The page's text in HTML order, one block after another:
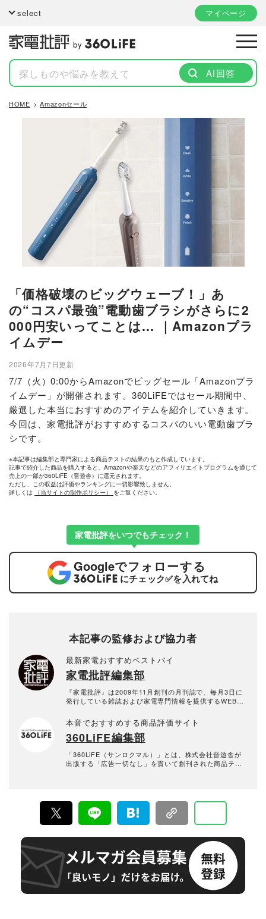
select マイページ
by
AI回答
HOME Amazonセール
「価格破壊のビッグウェーブ！」あ
の“コスパ最強”電動歯ブラシがさらに2
000円安いってことは... ｜Amazonプラ
イムデー
2026年7月7日更新
7/7（火）0:00からAmazonでビッグセール「Amazonプラ
イムデー」が開催されます。360LiFEではセール期間中、
厳選した本当におすすめのアイテムを紹介していきます。
今回は、家電批評がおすすめするコスパのいい電動歯ブラ
シです。
※本記事は編集部と専門家による商品テストの結果のもと作成しています。
記事で紹介した商品を購入すると、Amazonや楽天などのアフィリエイトプログラムを通じて
売上の一部が360LiFE（晋遊舎）に還元されます。
ただし、この収益は評価やランキングに一切影響致しません。
詳しくは
（当サイトの制作ポリシー） をご覧ください。
家電批評をいつでもチェック！
Googleでフォローする
にチェック✅を入れてね
本記事の監修および協力者
最新家電おすすめベストバイ
家電批評編集部
『家電批評』は2009年11月創刊の月刊誌で、毎月3日に
発行している雑誌および家電専門情報を提供するWEBメ
なっていること」を深く掘り下げ、専門家や自社検証機
関と協力して徹底的にテスト・評価する。高額なテレビ
から数百円の乾電池まで、編集部と専門家、そして社内
検証機関が実機テストを行い、価格やブランドに惑わさ
れることなく製品の本質的な性能を見極め、その良し悪
しをありのまま、雑誌およびWEBコンテンツとして発
本音でおすすめする商品評価サイト
360LiFE編集部
「360LiFE（サンロクマル）」とは、株式会社晋遊舎が
出版する「広告一切なし」を貫いて創刊された商品テス
品、コスメに至るまで、多岐にわたるジャンルで本物の
商品テストを重ね“失敗しないお買い物”を全力でサポー
ト。編集長・加藤剛敏を中心に、11名以上の編集体制で